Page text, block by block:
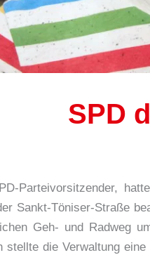
SPD
Parteivorsitzender,
Sankt-Töniser-Straße
Geh- und Radweg
stellte die Verwaltung